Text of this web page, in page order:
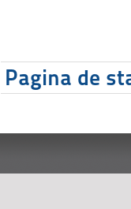
Pagina de